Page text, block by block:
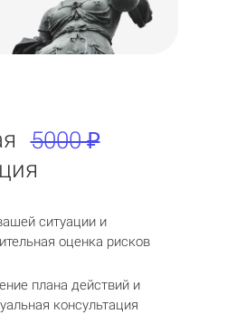
5000 ₽
ситуации и
оценка рисков
плана действий и
консультация